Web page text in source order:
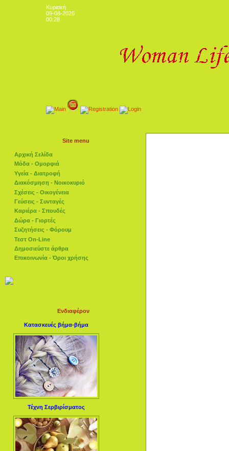
Κυριακή
09-08-2026
00:28
Site menu
Αρχική Σελίδα
Μόδα - Ομορφιά
Υγεία - Διατροφή
Διακόσμηση - Νοικοκυριό
Σχέσεις - Οικογένεια
Γεύσεις - Συνταγές
Καριέρα - Σπουδές
Δώρα - Γιορτές
Συζητήσεις - Φόρουμ
Τεστ On-Line
Δημοσιεύστε άρθρα
Επικοινωνία - Όροι χρήσης
Ενδιαφέρον
Κατασκευές βήμα-βήμα
Τέχνη Σερβιρίσματος